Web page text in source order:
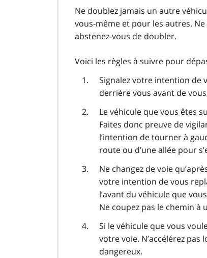
Ne doublez jamais un autre
vous-même et pour les autres.
abstenez-vous de doubler.
Voici les règles à suivre pour
Signalez votre intention de
derrière vous avant de
Le véhicule que vous êtes
Faites donc preuve de
l’intention de tourner à
route ou d’une allée pour
Ne changez de voie
votre intention de vous
l’avant du véhicule que
Ne coupez pas le chemin
Si le véhicule que vous
votre voie. N’accélérez pas
dangereux.